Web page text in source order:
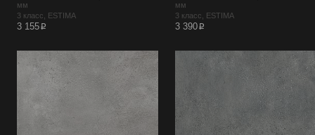
мм
3 класс, ESTIMA
3 155p
мм
3 класс, ESTIMA
3 390p